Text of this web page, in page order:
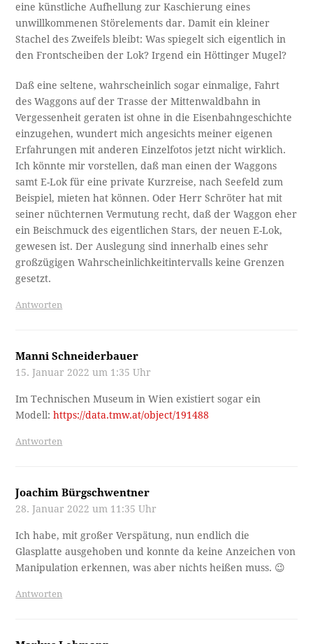
eine künstliche Aufhellung zur Kaschierung eines
unwillkommenen Störelements dar. Damit ein kleiner
Stachel des Zweifels bleibt: Was spiegelt sich eigentlich in
den Frontscheiben der Lok? Irgend ein Höttinger Mugel?
Daß eine seltene, wahrscheinlich sogar einmalige, Fahrt
des Waggons auf der Trasse der Mittenwaldbahn in
Vergessenheit geraten ist ohne in die Eisenbahngeschichte
einzugehen, wundert mich angesichts meiner eigenen
Erfahrungen mit anderen Einzelfotos jetzt nicht wirklich.
Ich könnte mir vorstellen, daß man einen der Waggons
samt E-Lok für eine private Kurzreise, nach Seefeld zum
Beispiel, mieten hat können. Oder Herr Schröter hat mit
seiner nüchternen Vermutung recht, daß der Waggon eher
ein Beischmuck des eigentlichen Stars, der neuen E-Lok,
gewesen ist. Der Auslegung sind innerhalb eines sehr
großzügigen Wahrscheinlichkeitintervalls keine Grenzen
gesetzt.
Antworten
Manni Schneiderbauer
15. Januar 2022 um 1:35 Uhr
Im Technischen Museum in Wien existiert sogar ein
Modell:https://data.tmw.at/object/191488
Antworten
Joachim Bürgschwentner
28. Januar 2022 um 11:35 Uhr
Ich habe, mit großer Verspätung, nun endlich die
Glasplatte ausgehoben und konnte da keine Anzeichen von
Manipulation erkennen, was aber nichts heißen muss. 😉
Antworten